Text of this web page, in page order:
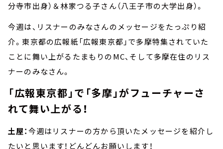
分寺市出身）＆林家つる子さん（八王子市の大学出身）。
今週は、リスナーのみなさんのメッセージをたっぷり紹
介。東京都の広報紙「広報東京都」で多摩特集されていた
ことに舞い上がるたまもりのMC、そして多摩在住のリス
ナーのみなさん。
「広報東京都」で「多摩」がフューチャーさ
れて舞い上がる！
土屋：今週はリスナーの方から頂いたメッセージを紹介し
たいと思います！どんどんお願いします！